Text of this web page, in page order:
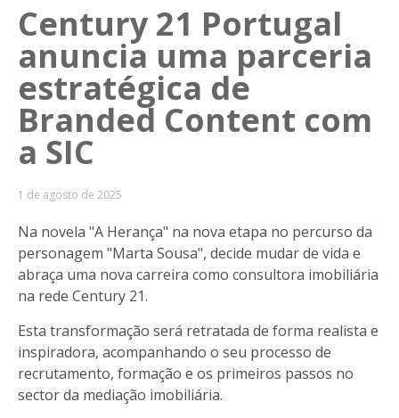
Century 21 Portugal
anuncia uma parceria
estratégica de
Branded Content com
a SIC
1 de agosto de 2025
Na novela "A Herança" na nova etapa no percurso da
personagem "Marta Sousa", decide mudar de vida e
abraça uma nova carreira como consultora imobiliária
na rede Century 21.
Esta transformação será retratada de forma realista e
inspiradora, acompanhando o seu processo de
recrutamento, formação e os primeiros passos no
sector da mediação imobiliária.